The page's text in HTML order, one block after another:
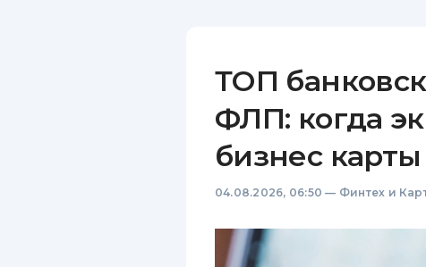
ТОП
ФЛП: когда
бизнес
04.08.2026, 06:50 — Финтех и